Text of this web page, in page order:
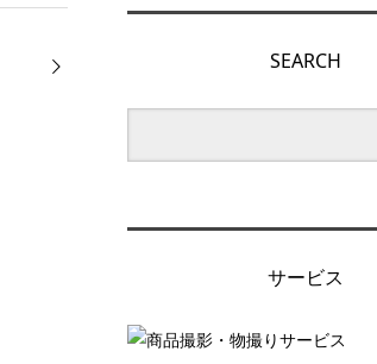
SEARCH
サービス